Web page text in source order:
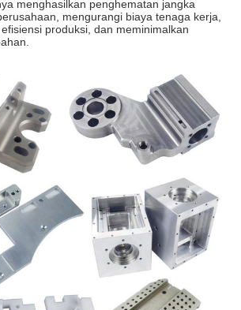
menghasilkan penghematan jangka
mengurangi biaya tenaga kerja,
produksi, dan meminimalkan